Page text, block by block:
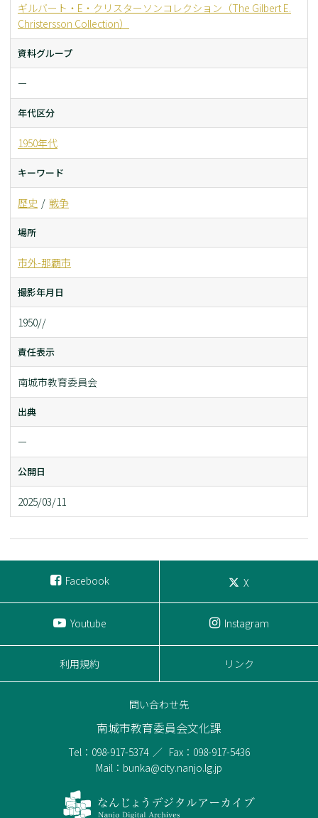
ギルバート・E・クリスターソンコレクション（The Gilbert E.
Christersson Collection）
資料グループ
ー
年代区分
1950年代
キーワード
歴史 戦争
場所
市外-那覇市
撮影年月日
1950//
責任表示
南城市教育委員会
出典
ー
公開日
2025/03/11
Facebook X
Youtube Instagram
利用規約 リンク
問い合わせ先
南城市教育委員会文化課
Tel：098-917-5374
Fax：098-917-5436
Mail：bunka@city.nanjo.lg.jp